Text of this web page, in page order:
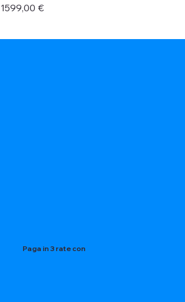
Prezzo
1599,00 €
Paga in 3 rate con